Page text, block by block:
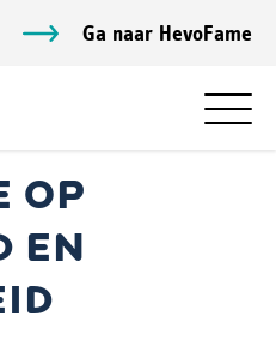
Ga naar HevoFame
OP
EN